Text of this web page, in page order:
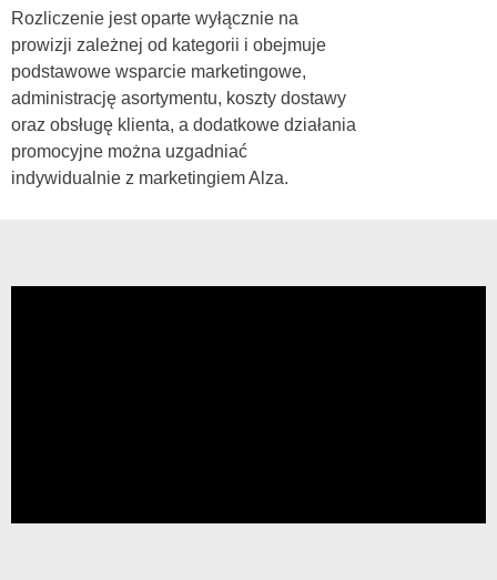
Rozliczenie jest oparte wyłącznie na
prowizji zależnej od kategorii i obejmuje
podstawowe wsparcie marketingowe,
administrację asortymentu, koszty dostawy
oraz obsługę klienta, a dodatkowe działania
promocyjne można uzgadniać
indywidualnie z marketingiem Alza.